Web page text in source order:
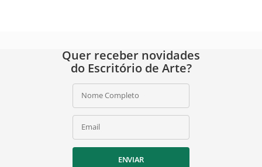
Quer receber novidades
do Escritório de Arte?
Nome Completo
Email
ENVIAR